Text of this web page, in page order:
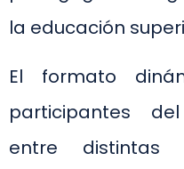
la educación
El formato
participantes
entre distintas